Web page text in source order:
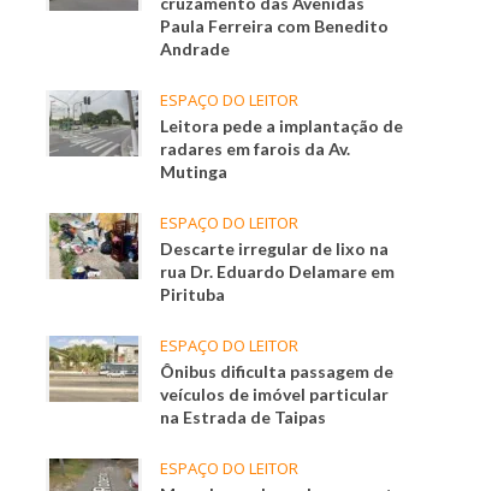
Paula Ferreira com Benedito
Andrade
ESPAÇO DO LEITOR
Leitora pede a implantação de
radares em farois da Av.
Mutinga
ESPAÇO DO LEITOR
Descarte irregular de lixo na
rua Dr. Eduardo Delamare em
Pirituba
ESPAÇO DO LEITOR
Ônibus dificulta passagem de
veículos de imóvel particular
na Estrada de Taipas
ESPAÇO DO LEITOR